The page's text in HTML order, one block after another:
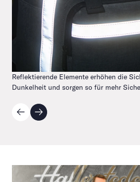
Reflektierende Elemente erhöhen die
Dunkelheit und sorgen so für mehr